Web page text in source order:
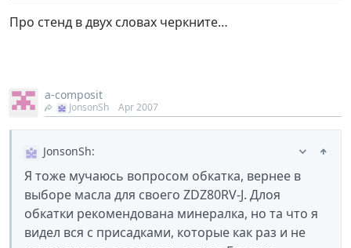
Про стенд в двух словах черкните…
a-composit
JonsonSh Apr 2007
JonsonSh:
Я тоже мучаюсь вопросом обкатка, вернее в
выборе масла для своего ZDZ80RV-J. Длоя
обкатки рекомендована минералка, но та что я
видел вся с присадками, которые как раз и не